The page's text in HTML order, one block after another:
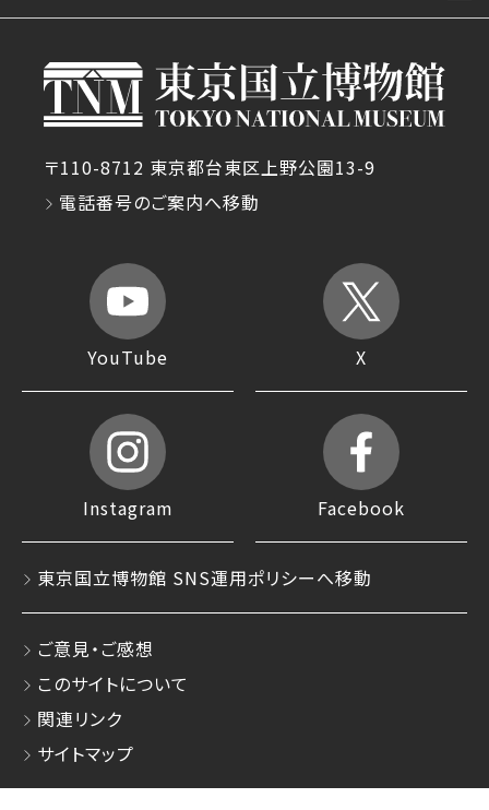
〒110-8712 東京都台東区上野公園13-9
電話番号のご案内へ移動
YouTube X
Instagram Facebook
東京国立博物館 SNS運用ポリシーへ移動
ご意見・ご感想
このサイトについて
関連リンク
サイトマップ